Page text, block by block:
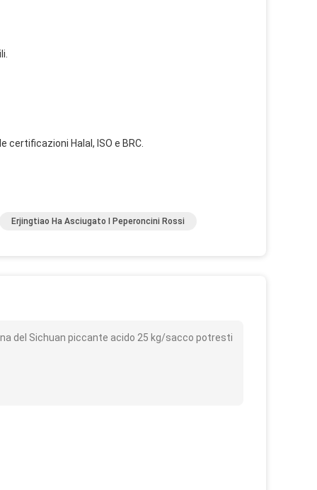
Halal, ISO e BRC.
Erjingtiao Ha Asciugato I Peperoncini Rossi
del Sichuan piccante acido 25 kg/sacco potresti